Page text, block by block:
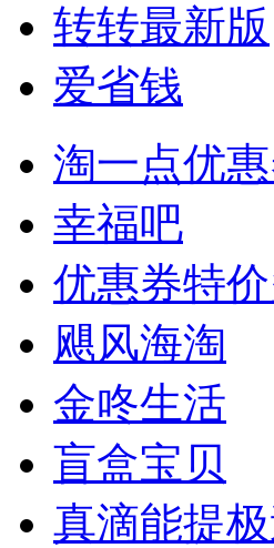
转转最新版
爱省钱
淘一点优
幸福吧
优惠券特
飓风海淘
金咚生活
盲盒宝贝
真滴能提